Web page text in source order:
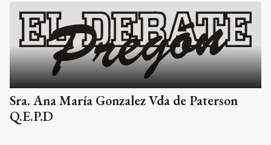
Sra. Ana María Gonzalez Vda de Paterson
Q.E.P.D